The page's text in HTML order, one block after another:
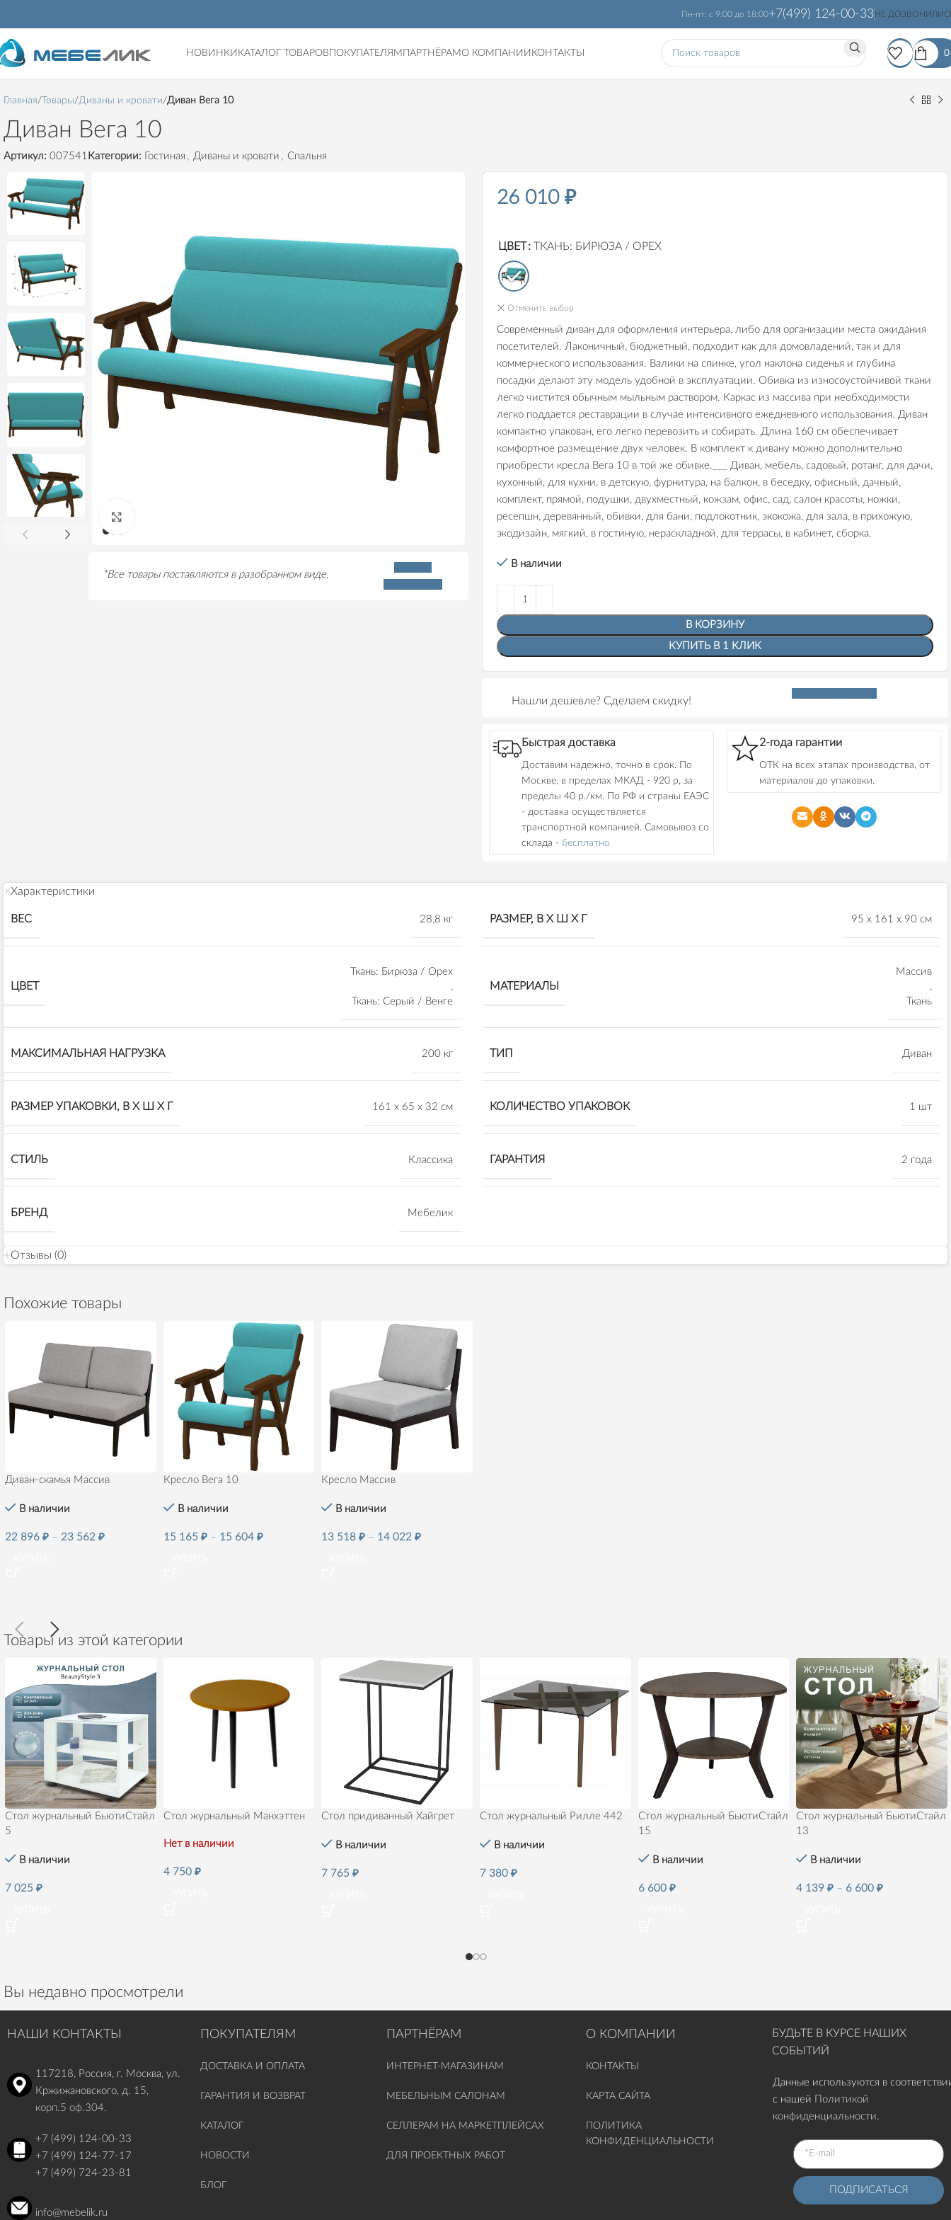
Пн-пт: с 9:00 до 18:00+7(499) 124-00-33НЕ
НОВИНКИ КАТАЛОГ ТОВАРОВ ПОКУПАТЕЛЯМ ПАРТНЁРАМО КОМПАНИИ КОНТАКТЫ
Главная Товары Диваны и кровати Диван Вега 10
Диван Вега 10
Артикул: 007541 Категории: Гостиная , Диваны и кровати , Спальня
*Все товары поставляются в разобранном виде.
26 010 ₽
ЦВЕТ ТКАНЬ: БИРЮЗА / ОРЕХ
Отменить выбор
Современный диван для оформления интерьера, либо для организации места ожидания
посетителей. Лаконичный, бюджетный, подходит как для домовладений, так и для
коммерческого использования. Валики на спинке, угол наклона сиденья и глубина
посадки делают эту модель удобной в эксплуатации. Обивка из износоустойчивой ткани
легко чистится обычным мыльным раствором. Каркас из массива при необходимости
легко поддается реставрации в случае интенсивного ежедневного использования. Диван
компактно упакован, его легко перевозить и собирать. Длина 160 см обеспечивает
комфортное размещение двух человек. В комплект к дивану можно дополнительно
приобрести кресла Вега 10 в той же обивке.___ Диван, мебель, садовый, ротанг, для дачи,
кухонный, для кухни, в детскую, фурнитура, на балкон, в беседку, офисный, дачный,
комплект, прямой, подушки, двухместный, кожзам, офис, сад, салон красоты, ножки,
ресепшн, деревянный, обивки, для бани, подлокотник, экокожа, для зала, в прихожую,
экодизайн, мягкий, в гостиную, нераскладной, для террасы, в кабинет, сборка.
В наличии
В КОРЗИНУ
КУПИТЬ В 1 КЛИК
Нашли дешевле? Сделаем скидку!
Быстрая доставка
Доставим надежно, точно в срок. По
Москве, в пределах МКАД - 920 р, за
пределы 40 р./км. По РФ и страны ЕАЭС
- доставка осуществляется
транспортной компанией. Самовывоз со
склада - бесплатно
2-года гарантии
ОТК на всех этапах производства, от
материалов до упаковки.
Характеристики
ВЕС 28,8 кг РАЗМЕР, В Х Ш Х Г 95 х 161 х 90 см
ЦВЕТ
Ткань: Бирюза / Орех
,
Ткань: Серый / Венге
МАТЕРИАЛЫ
Массив
,
Ткань
МАКСИМАЛЬНАЯ НАГРУЗКА 200 кг ТИП Диван
РАЗМЕР УПАКОВКИ, В Х Ш Х Г 161 х 65 х 32 см КОЛИЧЕСТВО УПАКОВОК 1 шт
СТИЛЬ Классика ГАРАНТИЯ 2 года
БРЕНД Мебелик
Отзывы (0)
Похожие товары
Диван-скамья Массив
В наличии
22 896 ₽ – 23 562 ₽
Кресло Вега 10
В наличии
15 165 ₽ – 15 604 ₽
Кресло Массив
В наличии
13 518₽ – 14 022₽
Товары из этой категории
Стол журнальный БьютиСтайл
5
В наличии
7 025 ₽
Стол журнальный Манхэттен
Нет в наличии
4 750 ₽
Стол придиванный Хайгрет
В наличии
7 765₽
Стол журнальный Рилле 442
В наличии
7 380 ₽
Стол журнальный БьютиСтайл
15
В наличии
6 600 ₽
Стол журнальный БьютиСтайл
13
В наличии
4 139₽ – 6 600₽
Вы недавно просмотрели
НАШИ КОНТАКТЫ
117218, Россия, г. Москва, ул.
Кржижановского, д. 15,
корп.5 оф.304.
+7 (499) 124-00-33
+7 (499) 124-77-17
+7 (499) 724-23-81
info@mebelik.ru
ПОКУПАТЕЛЯМ
ДОСТАВКА И ОПЛАТА
ГАРАНТИЯ И ВОЗВРАТ
КАТАЛОГ
НОВОСТИ
БЛОГ
ПАРТНЁРАМ
ИНТЕРНЕТ-МАГАЗИНАМ
МЕБЕЛЬНЫМ САЛОНАМ
СЕЛЛЕРАМ НА МАРКЕТПЛЕЙСАХ
ДЛЯ ПРОЕКТНЫХ РАБОТ
О КОМПАНИИ
КОНТАКТЫ
КАРТА САЙТА
ПОЛИТИКА
КОНФИДЕНЦИАЛЬНОСТИ
БУДЬТЕ В КУРСЕ НАШИХ
СОБЫТИЙ
Данные используются в
с нашей Политикой
конфиденциальности.
ПОДПИСАТЬСЯ